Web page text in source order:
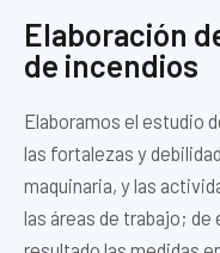
Elaboración
de incendios
Elaboramos el estudio
las fortalezas y
maquinaria, y las
las áreas de trabajo; de